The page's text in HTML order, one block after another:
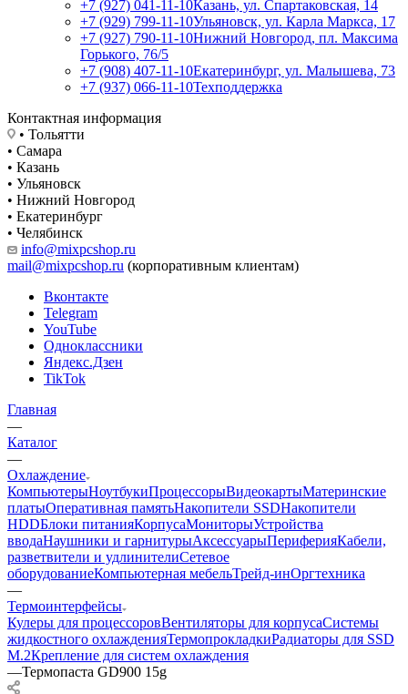
+7 (927) 041-11-10Казань, ул. Спартаковская, 14
+7 (929) 799-11-10Ульяновск, ул. Карла Маркса, 17
+7 (927) 790-11-10Нижний Новгород, пл. Максима
Горького, 76/5
+7 (908) 407-11-10Екатеринбург, ул. Малышева, 73
+7 (937) 066-11-10Техподдержка
Контактная информация
• Тольятти
• Самара
• Казань
• Ульяновск
• Нижний Новгород
• Екатеринбург
• Челябинск
info@mixpcshop.ru
mail@mixpcshop.ru (корпоративным клиентам)
Вконтакте
Telegram
YouTube
Одноклассники
Яндекс.Дзен
TikTok
Главная
—
Каталог
—
Охлаждение
КомпьютерыНоутбукиПроцессорыВидеокартыМатеринские
платыОперативная памятьНакопители SSDНакопители
HDDБлоки питанияКорпусаМониторыУстройства
вводаНаушники и гарнитурыАксессуарыПериферияКабели,
разветвители и удлинителиСетевое
оборудованиеКомпьютерная мебельТрейд-инОргтехника
—
Термоинтерфейсы
Кулеры для процессоровВентиляторы для корпусаСистемы
жидкостного охлажденияТермопрокладкиРадиаторы для SSD
M.2Крепление для систем охлаждения
—Термопаста GD900 15g